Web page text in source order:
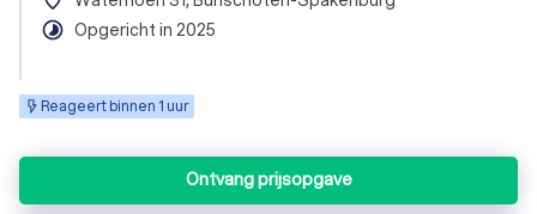
timelapse Opgericht in 2025
Reageert binnen 1 uur
Ontvang prijsopgave